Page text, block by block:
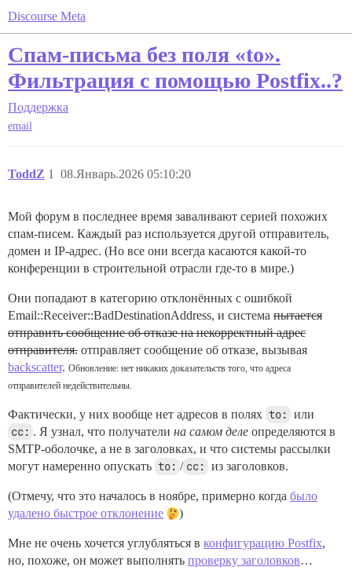
Discourse Meta
Спам-письма без поля «to».
Фильтрация с помощью Postfix..?
Поддержка
email
ToddZ 08.Январь.2026 05:10:20
1
Мой форум в последнее время заваливают серией похожих
спам-писем. Каждый раз используется другой отправитель,
домен и IP-адрес. (Но все они всегда касаются какой-то
конференции в строительной отрасли где-то в мире.)
Они попадают в категорию отклонённых с ошибкой
Email::Receiver::BadDestinationAddress, и система пытается
отправить сообщение об отказе на некорректный адрес
отправителя. отправляет сообщение об отказе, вызывая
backscatter. Обновление: нет никаких доказательств того, что адреса
отправителей недействительны.
Фактически, у них вообще нет адресов в полях to: или
cc: . Я узнал, что получатели на самом деле определяются в
SMTP-оболочке, а не в заголовках, и что системы рассылки
могут намеренно опускать to: / cc: из заголовков.
(Отмечу, что это началось в ноябре, примерно когда было
удалено быстрое отклонение
)
Мне не очень хочется углубляться в конфигурацию Postfix,
но, похоже, он может выполнять проверку заголовков…